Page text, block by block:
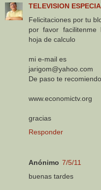
TELEVISION
Felicitaciones por tu
por favor facilitenme
hoja de calculo
mi e-mail es
jarigom@yahoo.com
De paso te
www.economictv.org
gracias
Responder
Anónimo 7/5/11
buenas tardes